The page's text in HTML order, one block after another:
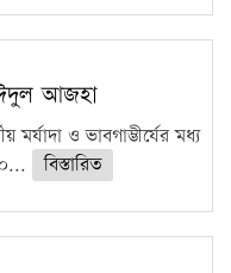
ঈদুল আজহা
ও ভাবগাম্ভীর্যের মধ্য
বিস্তারিত